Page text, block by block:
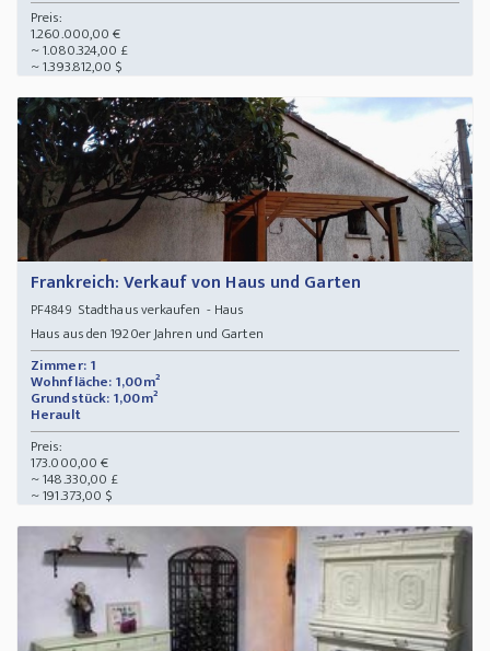
Preis:
1.260.000,00 €
~ 1.080.324,00 £
~ 1.393.812,00 $
Frankreich: Verkauf von Haus und Garten
PF4849Stadthaus verkaufen - Haus
Haus aus den 1920er Jahren und Garten
Zimmer: 1
Wohnfläche: 1,00m²
Grundstück: 1,00m²
Herault
Preis:
173.000,00 €
~ 148.330,00 £
~ 191.373,00 $